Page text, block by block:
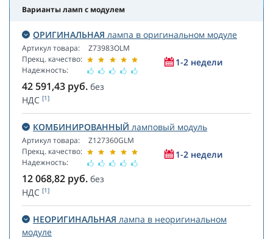
Варианты ламп с модулем
ОРИГИНАЛЬНАЯ лампа в оригинальном модуле
Артикул товара:
Прекц. качество:
Надежность:
Z73983OLM
1-2 недели
42 591,43 руб. без
НДС [1]
КОМБИНИРОВАННЫЙ ламповый модуль
Артикул товара:
Прекц. качество:
Надежность:
Z127360GLM
1-2 недели
12 068,82 руб. без
НДС [1]
НЕОРИГИНАЛЬНАЯ лампа в неоригинальном
модуле